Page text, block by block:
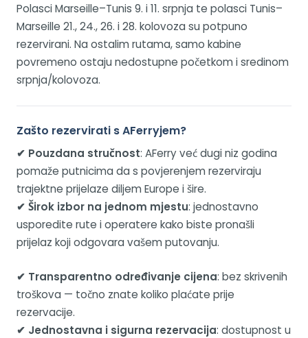
Polasci Marseille–Tunis 9. i 11. srpnja te polasci Tunis–
Marseille 21., 24., 26. i 28. kolovoza su potpuno
rezervirani. Na ostalim rutama, samo kabine
povremeno ostaju nedostupne početkom i sredinom
srpnja/kolovoza.
Zašto rezervirati s AFerryjem?
✔ Pouzdana stručnost: AFerry već dugi niz godina
pomaže putnicima da s povjerenjem rezerviraju
trajektne prijelaze diljem Europe i šire.
✔ Širok izbor na jednom mjestu: jednostavno
usporedite rute i operatere kako biste pronašli
prijelaz koji odgovara vašem putovanju.
✔ Transparentno određivanje cijena: bez skrivenih
troškova — točno znate koliko plaćate prije
rezervacije.
✔ Jednostavna i sigurna rezervacija: dostupnost u